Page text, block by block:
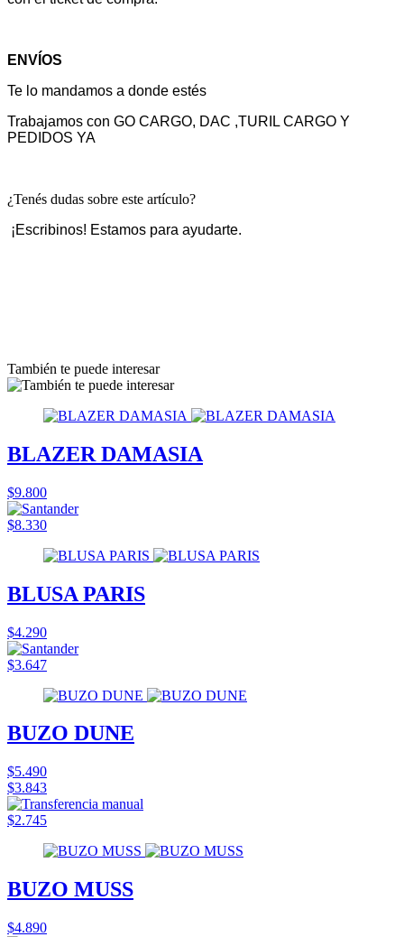
ENVÍOS
Te lo mandamos a donde estés
Trabajamos con GO CARGO, DAC ,TURIL CARGO Y
PEDIDOS YA
¿Tenés dudas sobre este artículo?
¡Escribinos! Estamos para ayudarte.
También te puede interesar
BLAZER DAMASIA
$9.800
$8.330
BLUSA PARIS
$4.290
$3.647
BUZO DUNE
$5.490
$3.843
$2.745
BUZO MUSS
$4.890